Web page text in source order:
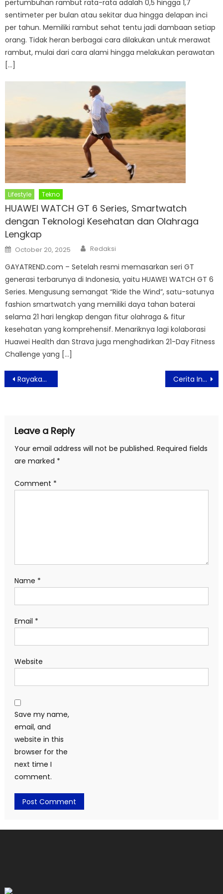
pertumbuhan rambut rata-rata adalah 0,5 hingga 1,7
sentimeter per bulan atau sekitar dua hingga delapan inci
per tahun. Memiliki rambut sehat tentu jadi dambaan setiap
orang. Tidak heran berbagai cara dilakukan untuk merawat
rambut, mulai dari cara alami hingga melakukan perawatan
[…]
Lifestyle Tekno
HUAWEI WATCH GT 6 Series, Smartwatch
dengan Teknologi Kesehatan dan Olahraga
Lengkap
Posted
on
October 20, 2025 Author
Redaksi
GAYATREND.com – Setelah resmi memasarkan seri GT
generasi terbarunya di Indonesia, yaitu HUAWEI WATCH GT 6
Series. Mengusung semangat “Ride the Wind”, satu-satunya
fashion smartwatch yang memiliki daya tahan baterai
selama 21 hari lengkap dengan fitur olahraga & fitur
kesehatan yang komprehensif. Menariknya lagi kolaborasi
Huawei Health dan Strava juga menghadirkan 21-Day Fitness
Challenge yang […]
Post
navigation
Rayakan Hari Pariwisata Dunia Ala Aston Priority Simatupang Cerita Inspiratif Para UMKM Penerima Bantuan Operasional dari J&T Connect Run 2024
Leave a Reply
Your email address will not be published. Required fields
are marked *
Comment *
Name *
Email *
Website
Save my name,
email, and
website in this
browser for the
next time I
comment.